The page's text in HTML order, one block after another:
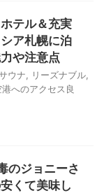
テル＆充実
ア札幌に泊
や注意点
ウナ リーズナブル
港へのアクセス良
のジョニーさ
くて美味し